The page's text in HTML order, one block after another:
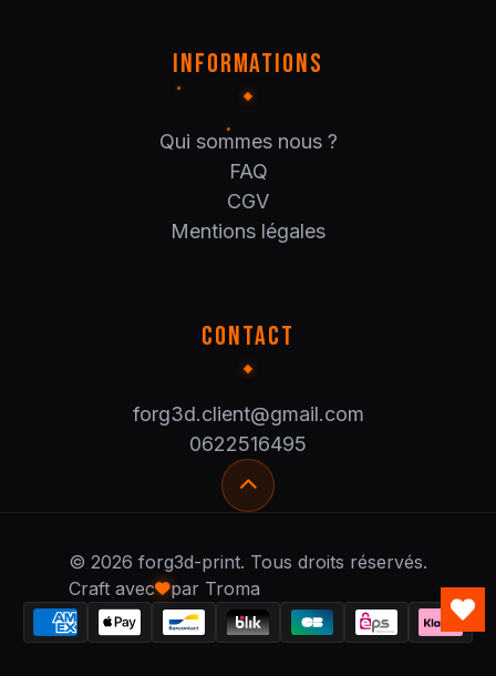
INFORMATIONS
Qui sommes nous ?
FAQ
CGV
Mentions légales
CONTACT
forg3d.client@gmail.com
0622516495
© 2026 forg3d-print. Tous droits réservés.
Craft avec
par Troma